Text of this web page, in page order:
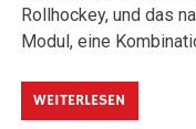
Rollhockey, und das
Modul, eine
WEITERLESEN